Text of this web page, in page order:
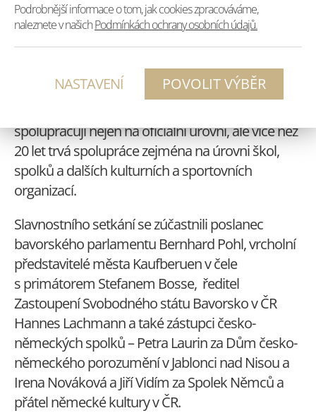
Podrobnější informace o tom, jak cookies zpracováváme,
naleznete v našichPodmínkách ochrany osobních údajů.
NASTAVENÍ
Jablonec nad Nisou a Kaufbeuren mají společnou
pohnutou poválečnou historii, která začala
odsunem Němců z českého pohraničí v roce
1946. A i když byly vazby mezi občany obou měst
v době před Sametovou revolucí velmi omezené,
spolupracují nejen na oficiální úrovni, ale více než
20 let trvá spolupráce zejména na úrovni škol,
spolků a dalších kulturních a sportovních
organizací.
Slavnostního setkání se zúčastnili poslanec
bavorského parlamentu Bernhard Pohl, vrcholní
představitelé města Kaufberuen v čele
s primátorem Stefanem Bosse, ředitel
Zastoupení Svobodného státu Bavorsko v ČR
Hannes Lachmann a také zástupci česko-
německých spolků – Petra Laurin za Dům česko-
německého porozumění v Jablonci nad Nisou a
Irena Nováková a Jiří Vidím za Spolek Němců a
přátel německé kultury v ČR.